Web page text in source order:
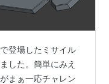
登場したミサイル
した。簡単にみえ
まぁ一応チャレン